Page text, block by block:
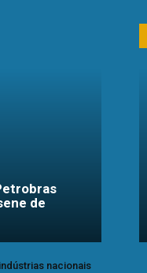
de
nacionais